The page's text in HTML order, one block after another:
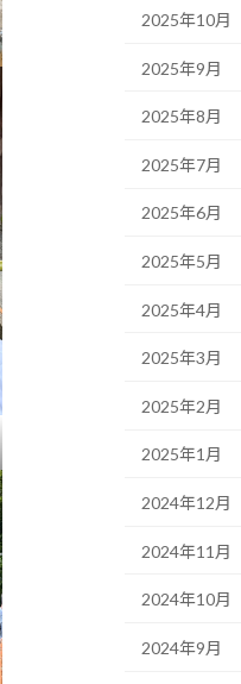
2025年10月
2025年9月
2025年8月
2025年7月
2025年6月
2025年5月
2025年4月
2025年3月
2025年2月
2025年1月
2024年12月
2024年11月
2024年10月
2024年9月